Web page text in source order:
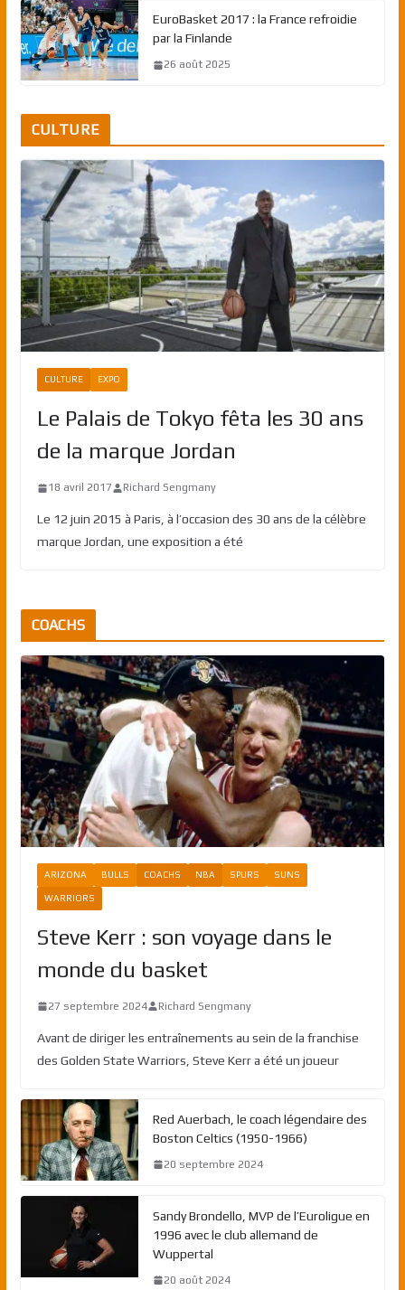
EuroBasket 2017 : la France refroidie
par la Finlande
26 août 2025
CULTURE
CULTURE EXPO
Le Palais de Tokyo fêta les 30 ans
de la marque Jordan
18 avril 2017 Richard Sengmany
Le 12 juin 2015 à Paris, à l’occasion des 30 ans de la célèbre
marque Jordan, une exposition a été
COACHS
ARIZONA BULLS COACHS NBA SPURS SUNS
WARRIORS
Steve Kerr : son voyage dans le
monde du basket
27 septembre 2024 Richard Sengmany
Avant de diriger les entraînements au sein de la franchise
des Golden State Warriors, Steve Kerr a été un joueur
Red Auerbach, le coach légendaire des
Boston Celtics (1950-1966)
20 septembre 2024
Sandy Brondello, MVP de l’Euroligue en
1996 avec le club allemand de
Wuppertal
20 août 2024